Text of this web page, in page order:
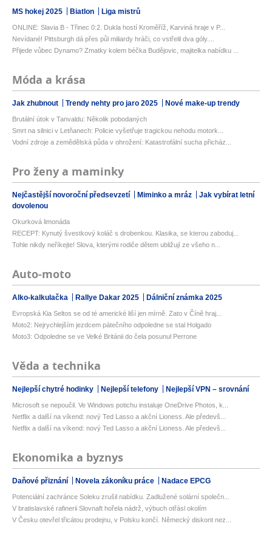
MS hokej 2025 Biatlon Liga mistrů
ONLINE: Slavia B - Třinec 0:2. Dukla hostí Kroměříž, Karviná hraje v P...
Nevídané! Pittsburgh dá přes půl miliardy hráči, co vstřelil dva góly....
Přijede vůbec Dynamo? Zmatky kolem béčka Budějovic, majitelka nabídku ...
Móda a krása
Jak zhubnout Trendy nehty pro jaro 2025 Nové make-up trendy
Brutální útok v Tanvaldu: Několik pobodaných
Smrt na silnici v Letňanech: Policie vyšetřuje tragickou nehodu motork...
Vodní zdroje a zemědělská půda v ohrožení: Katastrofální sucha přicház...
Pro ženy a maminky
Nejčastější novoroční předsevzetí Miminko a mráz
Jak vybírat letní
dovolenou
Okurková limonáda
RECEPT: Kynutý švestkový koláč s drobenkou. Klasika, se kterou zaboduj...
Tohle nikdy neříkejte! Slova, kterými rodiče dětem ubližují ze všeho n...
Auto-moto
Alko-kalkulačka Rallye Dakar 2025 Dálniční známka 2025
Evropská Kia Seltos se od té americké liší jen mírně. Zato v Číně hraj...
Moto2: Nejrychlejším jezdcem pátečního odpoledne se stal Holgado
Moto3: Odpoledne se ve Velké Británii do čela posunul Perrone
Věda a technika
Nejlepší chytré hodinky Nejlepší telefony Nejlepší VPN – srovnání
Microsoft se nepoučil. Ve Windows potichu instaluje OneDrive Photos, k...
Netflix a další na víkend: nový Ted Lasso a akční Lioness. Ale předevš...
Netflix a další na víkend: nový Ted Lasso a akční Lioness. Ale předevš...
Ekonomika a byznys
Daňové přiznání Novela zákoníku práce Nadace EPCG
Potenciální zachránce Soleku zrušil nabídku. Zadlužené solární společn...
V bratislavské rafinerii Slovnaft hořela nádrž, výbuch otřásl okolím
V Česku otevřel třicátou prodejnu, v Polsku končí. Německý diskont nez...